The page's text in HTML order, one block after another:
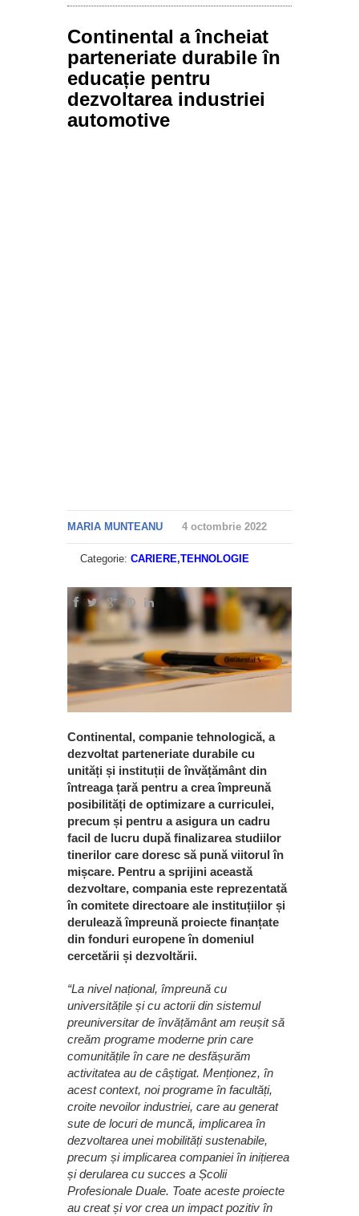
cu emisii zero de la Oradea
Continental a încheiat
parteneriate durabile în
educație pentru
dezvoltarea industriei
automotive
MARIA MUNTEANU 4 octombrie 2022
Categorie: CARIERE,TEHNOLOGIE
Continental, companie tehnologică, a
dezvoltat parteneriate durabile cu
unități și instituții de învățământ din
întreaga țară pentru a crea împreună
posibilități de optimizare a curriculei,
precum și pentru a asigura un cadru
facil de lucru după finalizarea studiilor
tinerilor care doresc să pună viitorul în
mișcare. Pentru a sprijini această
dezvoltare, compania este reprezentată
în comitete directoare ale instituțiilor și
derulează împreună proiecte finanțate
din fonduri europene în domeniul
cercetării și dezvoltării.
“La nivel național, împreună cu
universitățile și cu actorii din sistemul
preuniversitar de învățământ am reușit să
creăm programe moderne prin care
comunitățile în care ne desfășurăm
activitatea au de câștigat. Menționez, în
acest context, noi programe în facultăți,
croite nevoilor industriei, care au generat
sute de locuri de muncă, implicarea în
dezvoltarea unei mobilități sustenabile,
precum și implicarea companiei în inițierea
și derularea cu succes a Școlii
Profesionale Duale. Toate aceste proiecte
au creat și vor crea un impact pozitiv în